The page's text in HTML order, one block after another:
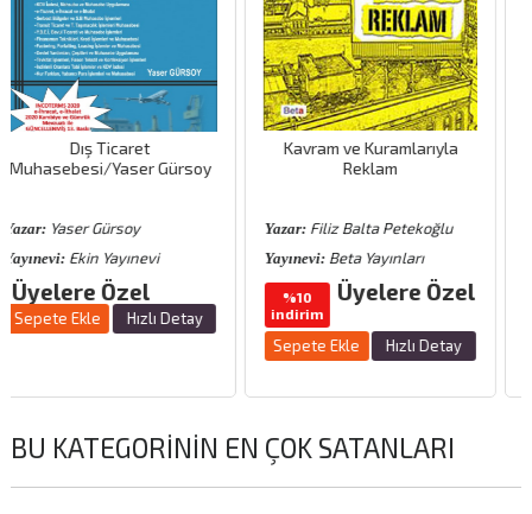
Gürsoy
Detay
Kavram ve Kuramlarıyla
Reklam
Yazar: Filiz Balta Petekoğlu
Yayınevi: Beta Yayınları
%10
indirim
Üyelere Özel
Hızlı Detay
Para Banka ve
Yazar:Ekrem Erdem
Yayınevi:
Üyelere Özel
BU KATEGORININ EN ÇOK SATANLARI